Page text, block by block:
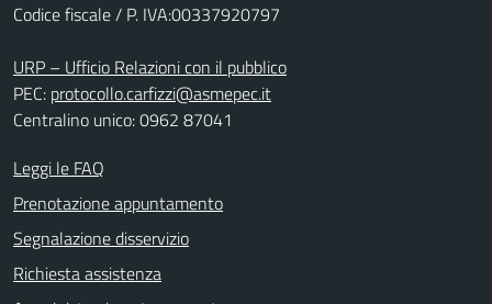
Codice fiscale / P. IVA:00337920797
URP – Ufficio Relazioni con il pubblico
PEC: protocollo.carfizzi@asmepec.it
Centralino unico: 0962 87041
Leggi le FAQ
Prenotazione appuntamento
Segnalazione disservizio
Richiesta assistenza